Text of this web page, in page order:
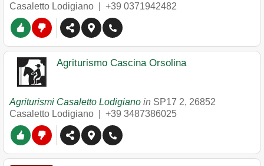
Casaletto Lodigiano
+39 0371942482
Agriturismo Cascina Orsolina
Agriturismi Casaletto Lodigiano in SP17 2, 26852
Casaletto Lodigiano
+39 3487386025